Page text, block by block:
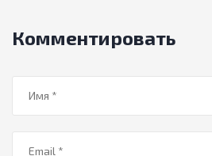
Комментировать